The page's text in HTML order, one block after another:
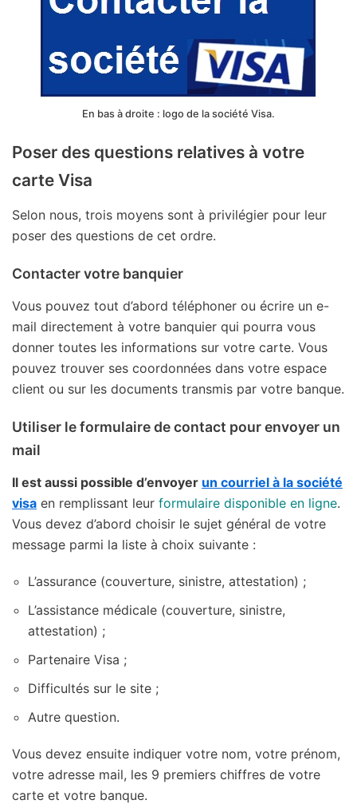
En bas à droite : logo de la société Visa.
Poser des questions relatives à votre
carte Visa
Selon nous, trois moyens sont à privilégier pour leur
poser des questions de cet ordre.
Contacter votre banquier
Vous pouvez tout d’abord téléphoner ou écrire un e-
mail directement à votre banquier qui pourra vous
donner toutes les informations sur votre carte. Vous
pouvez trouver ses coordonnées dans votre espace
client ou sur les documents transmis par votre banque.
Utiliser le formulaire de contact pour envoyer un
mail
Il est aussi possible d’envoyer un courriel à la société
visa en remplissant leur formulaire disponible en ligne.
Vous devez d’abord choisir le sujet général de votre
message parmi la liste à choix suivante :
L’assurance (couverture, sinistre, attestation) ;
L’assistance médicale (couverture, sinistre,
attestation) ;
Partenaire Visa ;
Difficultés sur le site ;
Autre question.
Vous devez ensuite indiquer votre nom, votre prénom,
votre adresse mail, les 9 premiers chiffres de votre
carte et votre banque.